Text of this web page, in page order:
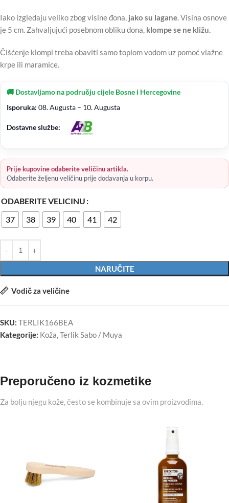
Iako izgledaju veliko zbog visine đona, jako su lagane . Visina osnove
je 5 cm. Zahvaljujući posebnom obliku đona, klompe se ne kližu.
Čišćenje klompi treba obaviti samo toplom vodom uz pomoć vlažne
krpe ili maramice.
🚚 Dostavljamo na području cijele Bosne i Hercegovine
Isporuka: 08. Augusta – 10. Augusta
Dostavne službe:
Prije kupovine odaberite veličinu artikla.
Odaberite željenu veličinu prije dodavanja u korpu.
ODABERITE VELICINU
37
38 39 40 41 42
NARUČITE
Vodič za veličine
SKU: TERLIK166BEA
Kategorije: Koža Terlik Sabo / Muya
Preporučeno iz kozmetike
Za bolju njegu kože, često se kombinuje sa ovim proizvodima.